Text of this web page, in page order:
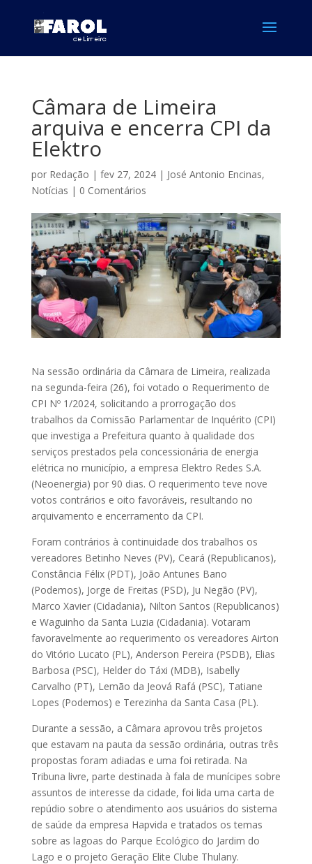
Câmara de Limeira
arquiva e encerra CPI da
Elektro
por Redação | fev 27, 2024| José Antonio Encinas,
Notícias | 0 Comentários
Na sessão ordinária da Câmara de Limeira, realizada
na segunda-feira (26), foi votado o Requerimento de
CPI Nº 1/2024, solicitando a prorrogação dos
trabalhos da Comissão Parlamentar de Inquérito (CPI)
que investiga a Prefeitura quanto à qualidade dos
serviços prestados pela concessionária de energia
elétrica no município, a empresa Elektro Redes S.A.
(Neoenergia) por 90 dias. O requerimento teve nove
votos contrários e oito favoráveis, resultando no
arquivamento e encerramento da CPI.
Foram contrários à continuidade dos trabalhos os
vereadores Betinho Neves (PV), Ceará (Republicanos),
Constância Félix (PDT), João Antunes Bano
(Podemos), Jorge de Freitas (PSD), Ju Negão (PV),
Marco Xavier (Cidadania), Nilton Santos (Republicanos)
e Waguinho da Santa Luzia (Cidadania). Votaram
favoravelmente ao requerimento os vereadores Airton
do Vitório Lucato (PL), Anderson Pereira (PSDB), Elias
Barbosa (PSC), Helder do Táxi (MDB), Isabelly
Carvalho (PT), Lemão da Jeová Rafá (PSC), Tatiane
Lopes (Podemos) e Terezinha da Santa Casa (PL).
Durante a sessão, a Câmara aprovou três projetos
que estavam na pauta da sessão ordinária, outras três
propostas foram adiadas e uma foi retirada. Na
Tribuna livre, parte destinada à fala de munícipes sobre
assuntos de interesse da cidade, foi lida uma carta de
repúdio sobre o atendimento aos usuários do sistema
de saúde da empresa Hapvida e tratados os temas
sobre as lagoas do Parque Ecológico do Jardim do
Lago e o projeto Geração Elite Clube Thulany.